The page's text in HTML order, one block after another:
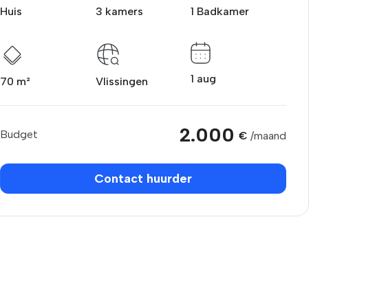
Huis 3 kamers 1 Badkamer
70 m² Vlissingen 1 aug
Budget 2.000 € /maand
Contact huurder